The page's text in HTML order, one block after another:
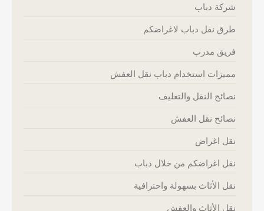
شركة دباب
طرق نقل دباب لاغراضكم
فريق مدرب
مميزات استخدام دباب نقل العفش
نصائح النقل والتغليف
نصائح نقل العفش
نقل اغراض
نقل اغراضكم من خلال دباب
نقل الأثاث بسهولة واحترافية
نقل الأثاث والعفش